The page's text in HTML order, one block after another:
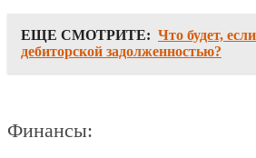
ЕЩЕ СМОТРИТЕ: Что будет,
дебиторской задолженностью?
Финансы: